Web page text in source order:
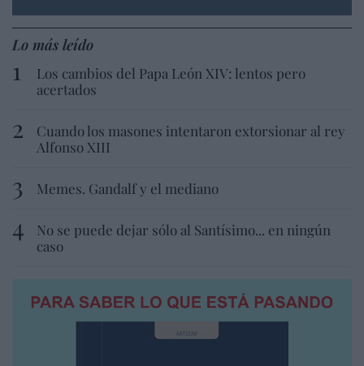
Lo más leído
Los cambios del Papa León XIV: lentos pero
acertados
Cuando los masones intentaron extorsionar al rey
Alfonso XIII
Memes. Gandalf y el mediano
No se puede dejar sólo al Santísimo... en ningún
caso